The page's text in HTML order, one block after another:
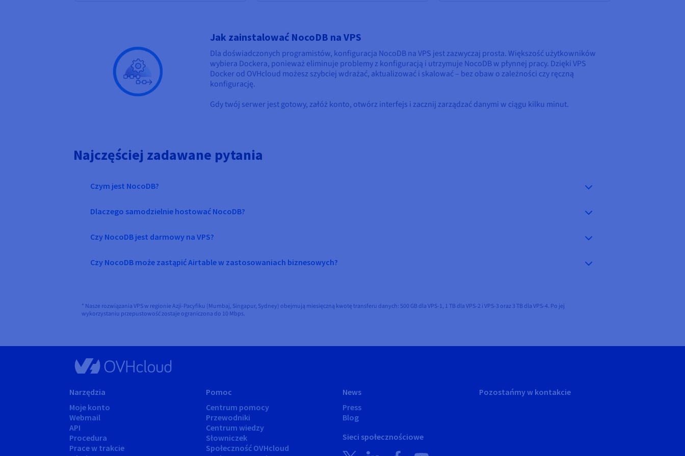
Jak zainstalować NocoDB na VPS
Dla doświadczonych programistów, konfiguracja NocoDB na VPS jest zazwyczaj prosta. Większość użytkowników
wybiera Dockera, ponieważ eliminuje problemy z konfiguracją i utrzymuje NocoDB w płynnej pracy. Dzięki VPS
Docker od OVHcloud możesz szybciej wdrażać, aktualizować i skalować – bez obaw o zależności czy ręczną
konfigurację.
Gdy twój serwer jest gotowy, załóż konto, otwórz interfejs i zacznij zarządzać danymi w ciągu kilku minut.
Najczęściej zadawane pytania
Czym jest NocoDB?
Dlaczego samodzielnie hostować NocoDB?
Czy NocoDB jest darmowy na VPS?
Czy NocoDB może zastąpić Airtable w zastosowaniach biznesowych?
* Nasze rozwiązania VPS w regionie Azji-Pacyfiku (Mumbaj, Singapur, Sydney) obejmują miesięczną kwotę transferu danych: 500 GB dla VPS-1, 1 TB dla VPS-2 i VPS-3 oraz 3 TB dla VPS-4. Po jej
wykorzystaniu przepustowość zostaje ograniczona do 10 Mbps.
Narzędzia
Moje konto
Webmail
API
Procedura
Prace w trakcie
Pomoc
Centrum pomocy
Przewodniki
Centrum wiedzy
Słowniczek
Społeczność OVHcloud
News
Press
Blog
Sieci społecznościowe
Pozostańmy w kontakcie